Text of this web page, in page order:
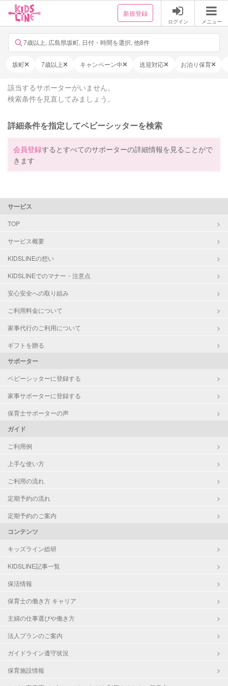
新規登録
ログイン メニュー
7歳以上, 広島県坂町, 日付・時間を選択, 他8件
坂町 7歳以上 キャンペーン中 送迎対応 お泊り保育
該当するサポーターがいません。
検索条件を見直してみましょう。
詳細条件を指定してベビーシッターを検索
会員登録するとすべてのサポーターの詳細情報を見ることがで
きます
サービス
TOP
サービス概要
KIDSLINEの想い
KIDSLINEでのマナー・注意点
安心安全への取り組み
ご利用料金について
家事代行のご利用について
ギフトを贈る
サポーター
ベビーシッターに登録する
家事サポーターに登録する
保育士サポーターの声
ガイド
ご利用例
上手な使い方
ご利用の流れ
定期予約の流れ
定期予約のご案内
コンテンツ
キッズライン総研
KIDSLINE記事一覧
保活情報
保育士の働き方 キャリア
主婦の仕事選びや働き方
法人プランのご案内
ガイドライン遵守状況
保育施設情報